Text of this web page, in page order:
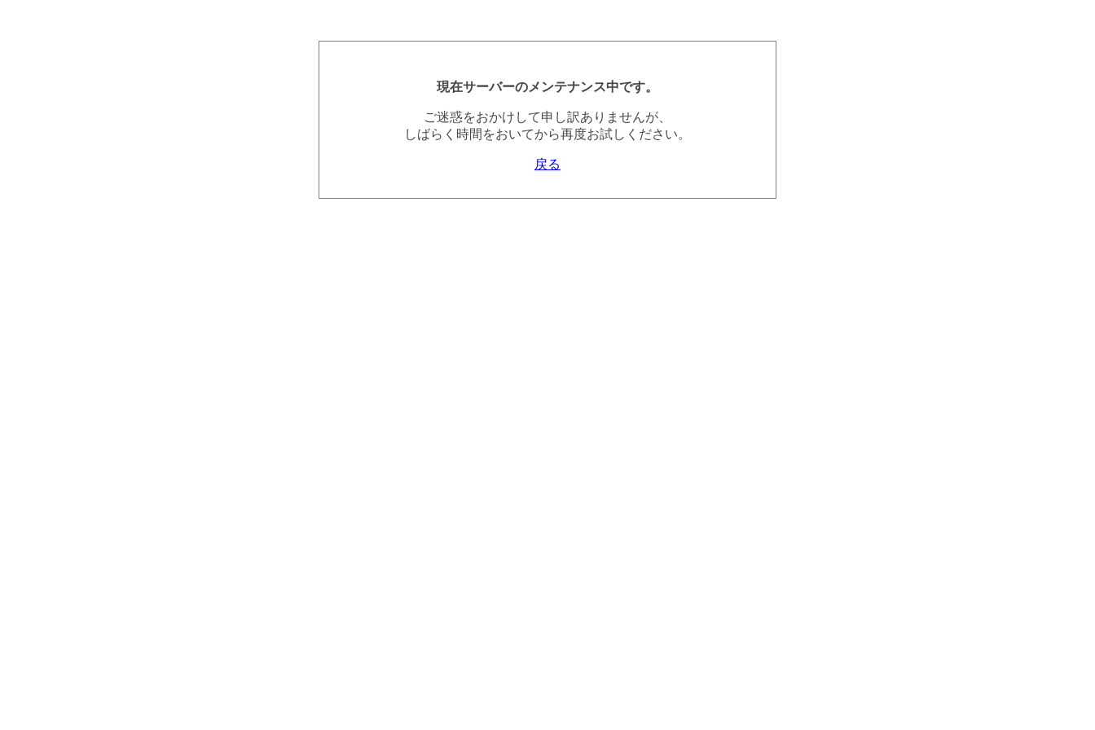
現在サーバーのメンテナンス中です。
ご迷惑をおかけして申し訳ありませんが、
しばらく時間をおいてから再度お試しください。
戻る